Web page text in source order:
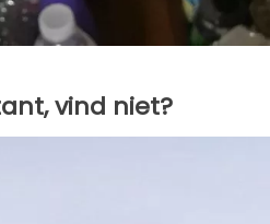
vind niet?